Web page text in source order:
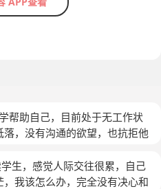
帮助自己，目前处于无工作状
，没有沟通的欲望，也抗拒他
接的功能。以前也一直有抑郁
己练习冥想，读伯恩斯新情绪
生，感觉人际交往很累，自己
我该怎么办，完全没有决心和